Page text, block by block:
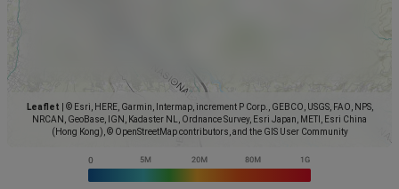
Leaflet
© Esri, HERE, Garmin, Intermap, increment P Corp., GEBCO, USGS, FAO, NPS,
NRCAN, GeoBase, IGN, Kadaster NL, Ordnance Survey, Esri Japan, METI, Esri China
(Hong Kong), © OpenStreetMap contributors, and the GIS User Community